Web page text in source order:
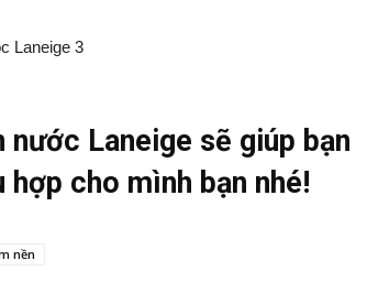
Laneige sẽ giúp bạn
hợp cho mình bạn nhé!
nền